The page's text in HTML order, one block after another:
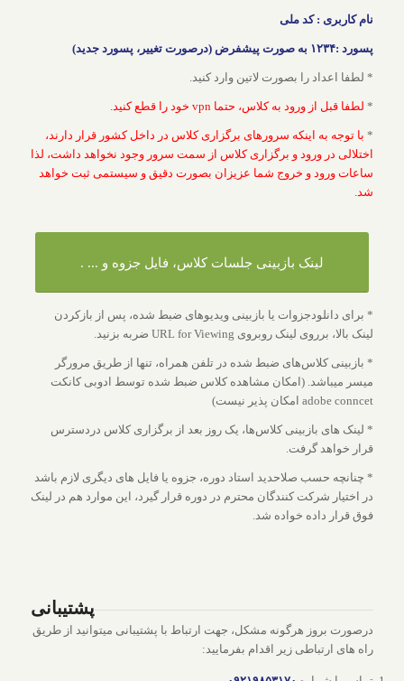
نام کاربری : کد ملی
پسورد :۱۲۳۴ به صورت پیشفرض (درصورت تغییر، پسورد جدید)
* لطفا اعداد را بصورت لاتین وارد کنید.
* لطفا قبل از ورود به کلاس، حتما vpn خود را قطع کنید.
* با توجه به اینکه سرورهای برگزاری کلاس در داخل کشور قرار دارند،
اختلالی در ورود و برگزاری کلاس از سمت سرور وجود نخواهد داشت، لذا
ساعات ورود و خروج شما عزیزان بصورت دقیق و سیستمی ثبت خواهد
شد.
لینک بازبینی جلسات کلاس‌، فایل جزوه و ... .
* برای دانلودجزوات یا بازبینی ویدیوهای ضبط شده، پس از بازکردن
لینک بالا، برروی لینک روبروی URL for Viewing ضربه بزنید.
* بازبینی کلاس‌های ضبط شده در تلفن همراه، تنها از طریق مرورگر
میسر میباشد. (امکان مشاهده کلاس ضبط شده توسط ادوبی کانکت
adobe conncet امکان پذیر نیست)
* لینک های بازبینی کلاس‌ها، یک روز بعد از برگزاری کلاس دردسترس
قرار خواهد گرفت.
* چنانچه حسب صلاحدید استاد دوره، جزوه یا فایل های دیگری لازم باشد
در اختیار شرکت کنندگان محترم در دوره قرار گیرد، این موارد هم در لینک
فوق قرار داده خواده شد.
پشتیبانی
درصورت بروز هرگونه مشکل، جهت ارتباط با پشتیبانی میتوانید از طریق
راه های ارتباطی زیر اقدام بفرمایید: